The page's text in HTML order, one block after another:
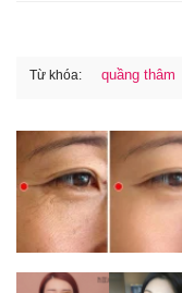
Từ khóa: quầng thâm